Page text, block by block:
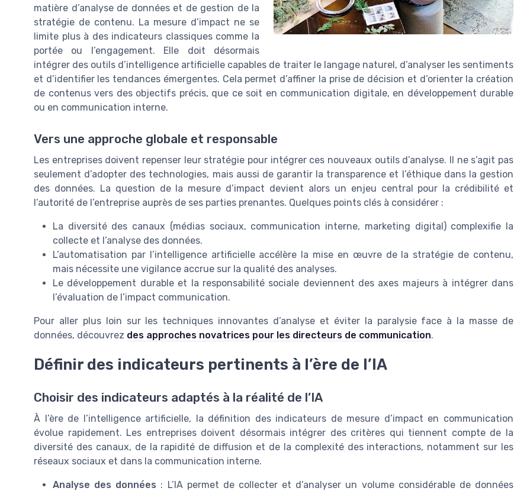
matière d’analyse de données et de gestion de la
stratégie de contenu. La mesure d’impact ne se
limite plus à des indicateurs classiques comme la
portée ou l’engagement. Elle doit désormais
intégrer des outils d’intelligence artificielle capables de traiter le langage naturel, d’analyser les sentiments
et d’identifier les tendances émergentes. Cela permet d’affiner la prise de décision et d’orienter la création
de contenus vers des objectifs précis, que ce soit en communication digitale, en développement durable
ou en communication interne.
Vers une approche globale et responsable
Les entreprises doivent repenser leur stratégie pour intégrer ces nouveaux outils d’analyse. Il ne s’agit pas
seulement d’adopter des technologies, mais aussi de garantir la transparence et l’éthique dans la gestion
des données. La question de la mesure d’impact devient alors un enjeu central pour la crédibilité et
l’autorité de l’entreprise auprès de ses parties prenantes. Quelques points clés à considérer :
La diversité des canaux (médias sociaux, communication interne, marketing digital) complexifie la
collecte et l’analyse des données.
L’automatisation par l’intelligence artificielle accélère la mise en œuvre de la stratégie de contenu,
mais nécessite une vigilance accrue sur la qualité des analyses.
Le développement durable et la responsabilité sociale deviennent des axes majeurs à intégrer dans
l’évaluation de l’impact communication.
Pour aller plus loin sur les techniques innovantes d’analyse et éviter la paralysie face à la masse de
données, découvrez des approches novatrices pour les directeurs de communication.
Définir des indicateurs pertinents à l’ère de l’IA
Choisir des indicateurs adaptés à la réalité de l’IA
À l’ère de l’intelligence artificielle, la définition des indicateurs de mesure d’impact en communication
évolue rapidement. Les entreprises doivent désormais intégrer des critères qui tiennent compte de la
diversité des canaux, de la rapidité de diffusion et de la complexité des interactions, notamment sur les
réseaux sociaux et dans la communication interne.
Analyse des données : L’IA permet de collecter et d’analyser un volume considérable de données